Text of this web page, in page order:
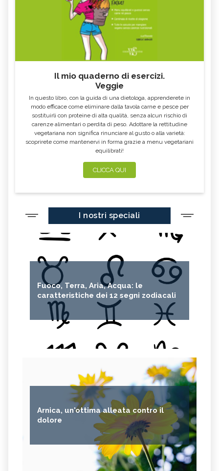
Il mio quaderno di esercizi.
Veggie
In questo libro, con la guida di una dietologa, apprenderete in
modo efficace come eliminare dalla tavola carne e pesce per
sostituirli con proteine di alta qualità, senza alcun rischio di
carenze alimentari o perdita di peso. Adottare la rettitudine
vegetariana non significa rinunciare al gusto o alla varietà:
scoprirete come mantenervi in forma grazie a menu vegetariani
equilibrati!
CLICCA QUI
I nostri speciali
Fuoco, Terra, Aria, Acqua: le
caratteristiche dei 12 segni zodiacali
Arnica, un'ottima alleata contro il
dolore